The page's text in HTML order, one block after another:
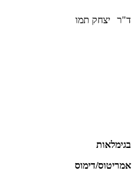
ד"ר יצחק תמו
בגימלאות
אמריטוס/דימוס